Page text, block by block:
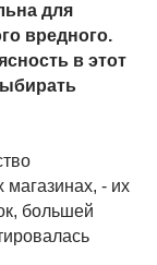
для
вредного.
в этот
- их
большей